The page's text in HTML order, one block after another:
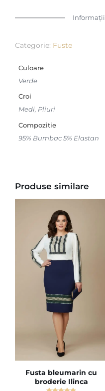
Categorie: Fuste
Culoare
Verde
Croi
Medi, Pliuri
Compozitie
95% Bumbac 5% Elastan
Produse similare
Fusta bleumarin cu
broderie Ilinca